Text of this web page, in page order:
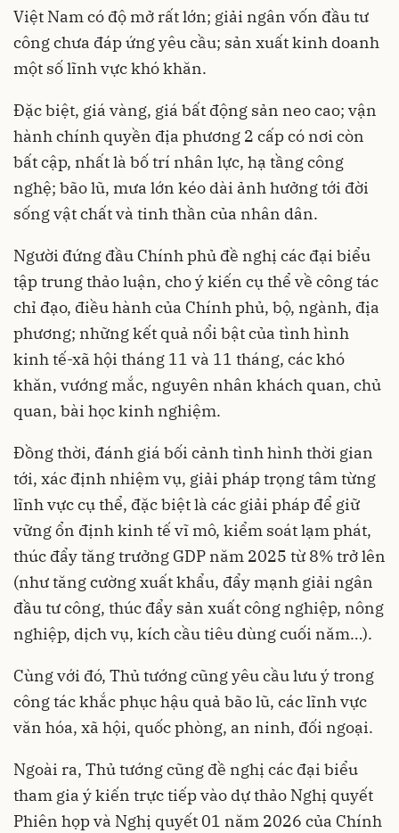
Việt Nam có độ mở rất lớn; giải ngân vốn đầu tư
công chưa đáp ứng yêu cầu; sản xuất kinh doanh
một số lĩnh vực khó khăn.
Đặc biệt, giá vàng, giá bất động sản neo cao; vận
hành chính quyền địa phương 2 cấp có nơi còn
bất cập, nhất là bố trí nhân lực, hạ tầng công
nghệ; bão lũ, mưa lớn kéo dài ảnh hưởng tới đời
sống vật chất và tinh thần của nhân dân.
Người đứng đầu Chính phủ đề nghị các đại biểu
tập trung thảo luận, cho ý kiến cụ thể về công tác
chỉ đạo, điều hành của Chính phủ, bộ, ngành, địa
phương; những kết quả nổi bật của tình hình
kinh tế-xã hội tháng 11 và 11 tháng, các khó
khăn, vướng mắc, nguyên nhân khách quan, chủ
quan, bài học kinh nghiệm.
Đồng thời, đánh giá bối cảnh tình hình thời gian
tới, xác định nhiệm vụ, giải pháp trọng tâm từng
lĩnh vực cụ thể, đặc biệt là các giải pháp để giữ
vững ổn định kinh tế vĩ mô, kiểm soát lạm phát,
thúc đẩy tăng trưởng GDP năm 2025 từ 8% trở lên
(như tăng cường xuất khẩu, đẩy mạnh giải ngân
đầu tư công, thúc đẩy sản xuất công nghiệp, nông
nghiệp, dịch vụ, kích cầu tiêu dùng cuối năm…).
Cùng với đó, Thủ tướng cũng yêu cầu lưu ý trong
công tác khắc phục hậu quả bão lũ, các lĩnh vực
văn hóa, xã hội, quốc phòng, an ninh, đối ngoại.
Ngoài ra, Thủ tướng cũng đề nghị các đại biểu
tham gia ý kiến trực tiếp vào dự thảo Nghị quyết
Phiên họp và Nghị quyết 01 năm 2026 của Chính